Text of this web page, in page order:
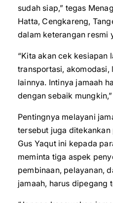
sudah siap,” tegas
Hatta, Cengkareng,
dalam keterangan resmi
“Kita akan cek kesiapan
transportasi, akomodasi,
lainnya. Intinya jamaah
dengan sebaik
Pentingnya melayani
tersebut juga
Gus Yaqut ini kepada
meminta tiga aspek
pembinaan, pelayanan,
jamaah, harus dipegang